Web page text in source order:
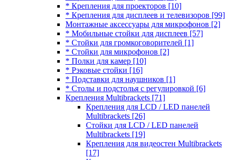
* Крепления для проекторов [10]
* Крепления для дисплеев и телевизоров [99]
Монтажные аксессуары для микрофонов [2]
* Мобильные стойки для дисплеев [57]
* Стойки для громкоговорителей [1]
* Стойки для микрофонов [2]
* Полки для камер [10]
* Рэковые стойки [16]
* Подставки для наушников [1]
* Столы и подстолья с регулировкой [6]
Крепления Multibrackets [71]
Крепления для LCD / LED панелей
Multibrackets [26]
Стойки для LCD / LED панелей
Multibrackets [19]
Крепления для видеостен Multibrackets
[17]